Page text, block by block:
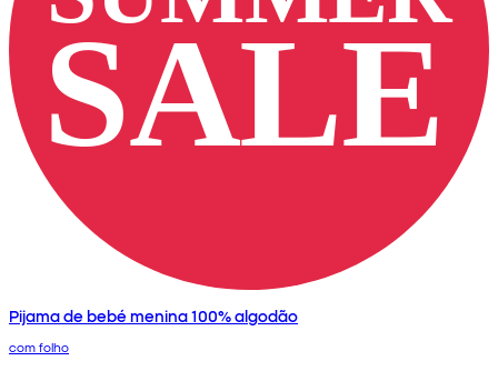
Pijama de bebé menina 100% algodão
com folho